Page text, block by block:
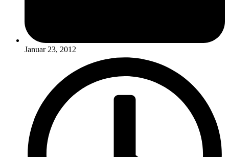
Januar 23, 2012